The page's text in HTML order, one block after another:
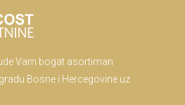
Vam bogat asortiman
Bosne i Hercegovine uz